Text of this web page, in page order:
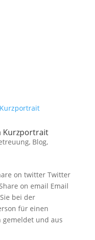
Kurzportrait
, Blog,
on twitter Twitter
on email Email
bei der
für einen
und aus